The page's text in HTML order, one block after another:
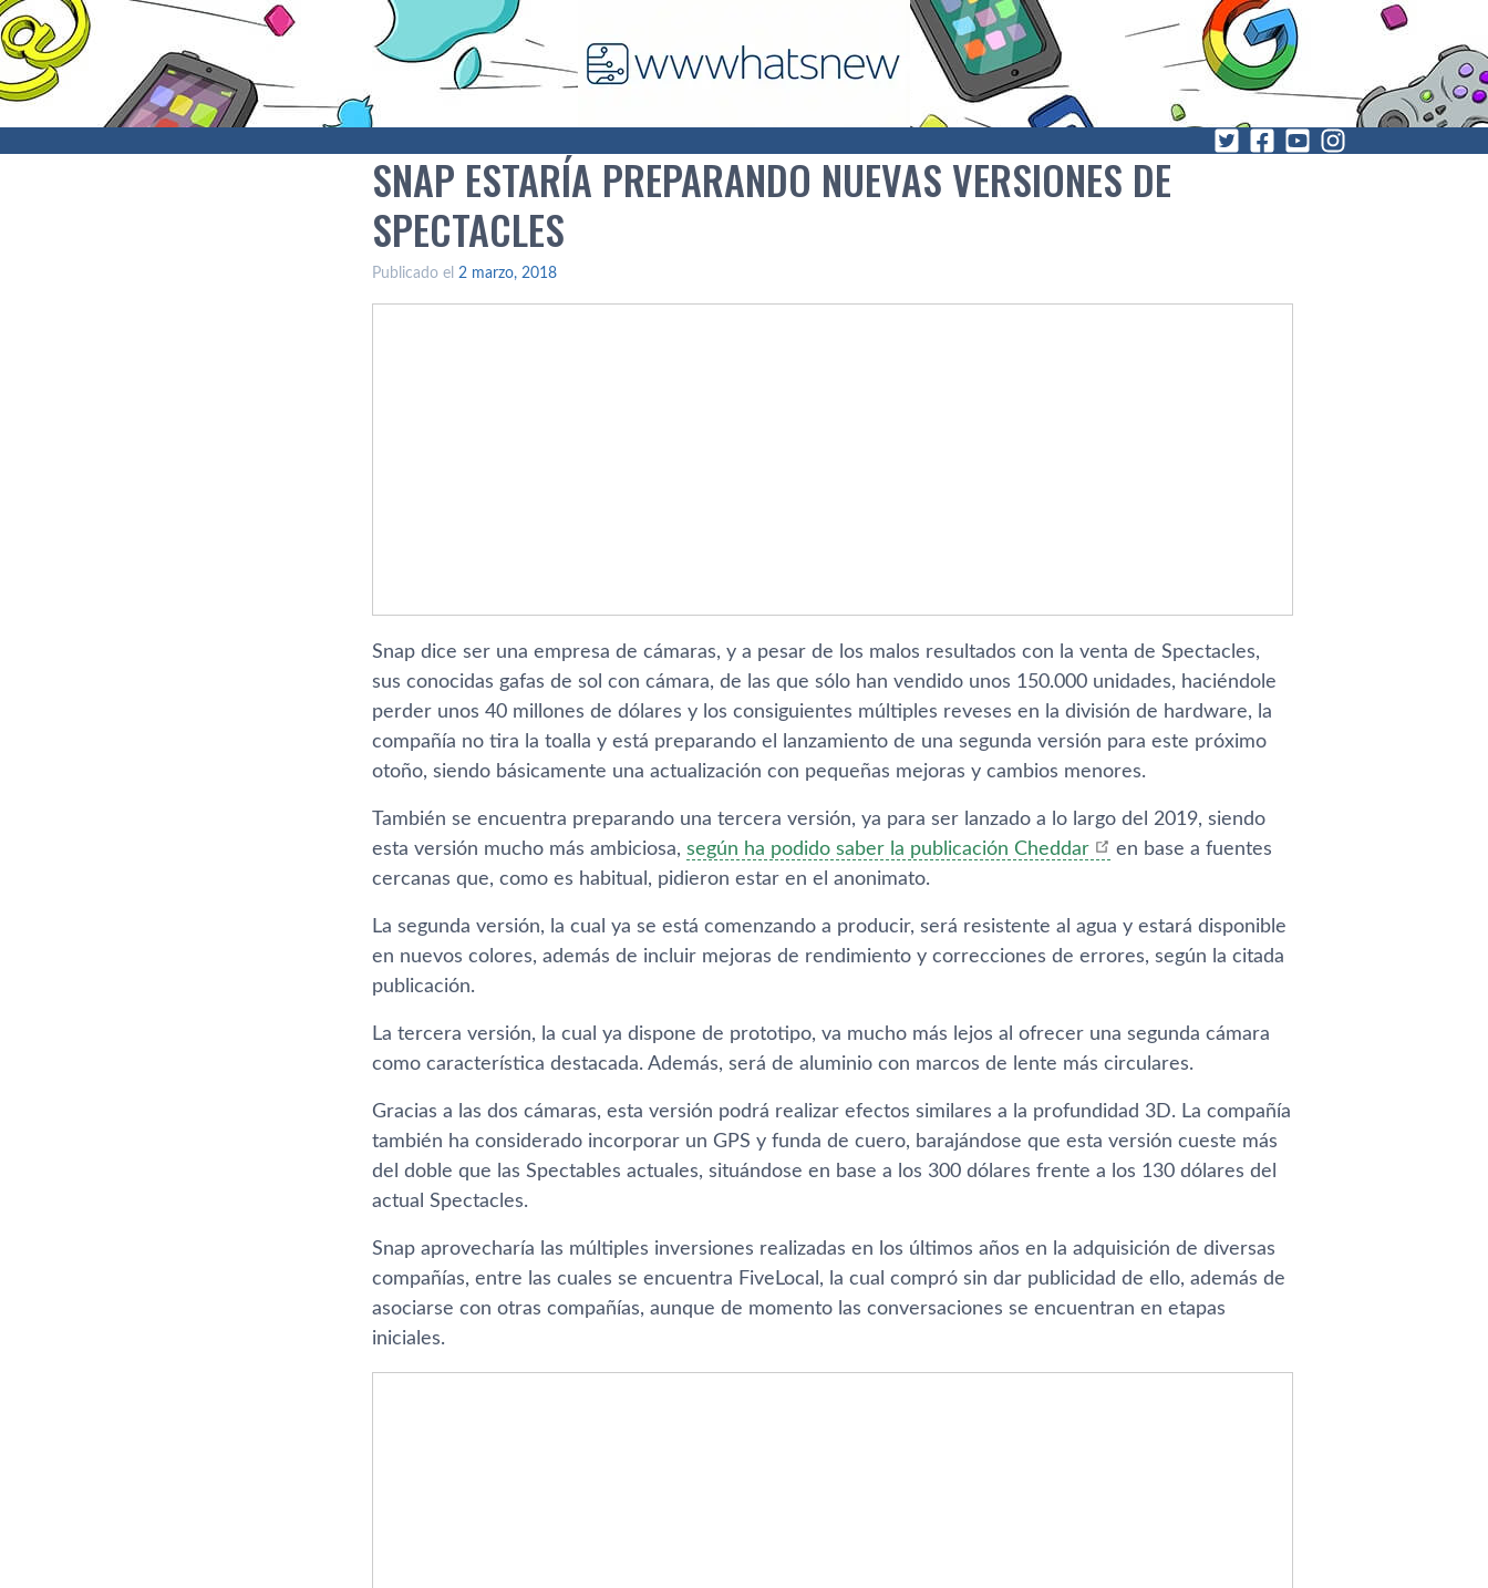
SNAP ESTARÍ­A PREPARANDO NUEVAS VERSIONES DE
SPECTACLES
Publicado el 2 marzo, 2018
Snap dice ser una empresa de cámaras, y a pesar de los malos resultados con la venta de Spectacles,
sus conocidas gafas de sol con cámara, de las que sólo han vendido unos 150.000 unidades, haciéndole
perder unos 40 millones de dólares y los consiguientes múltiples reveses en la división de hardware, la
compañí­a no tira la toalla y está preparando el lanzamiento de una segunda versión para este próximo
otoño, siendo básicamente una actualización con pequeñas mejoras y cambios menores.
También se encuentra preparando una tercera versión, ya para ser lanzado a lo largo del 2019, siendo
esta versión mucho más ambiciosa, según ha podido saber la publicación Cheddar
en base a fuentes
cercanas que, como es habitual, pidieron estar en el anonimato.
La segunda versión, la cual ya se está comenzando a producir, será resistente al agua y estará disponible
en nuevos colores, además de incluir mejoras de rendimiento y correcciones de errores, según la citada
publicación.
La tercera versión, la cual ya dispone de prototipo, va mucho más lejos al ofrecer una segunda cámara
como caracterí­stica destacada. Además, será de aluminio con marcos de lente más circulares.
Gracias a las dos cámaras, esta versión podrá realizar efectos similares a la profundidad 3D. La compañí­a
también ha considerado incorporar un GPS y funda de cuero, barajándose que esta versión cueste más
del doble que las Spectables actuales, situándose en base a los 300 dólares frente a los 130 dólares del
actual Spectacles.
Snap aprovecharí­a las múltiples inversiones realizadas en los últimos años en la adquisición de diversas
compañí­as, entre las cuales se encuentra FiveLocal, la cual compró sin dar publicidad de ello, además de
asociarse con otras compañí­as, aunque de momento las conversaciones se encuentran en etapas
iniciales.